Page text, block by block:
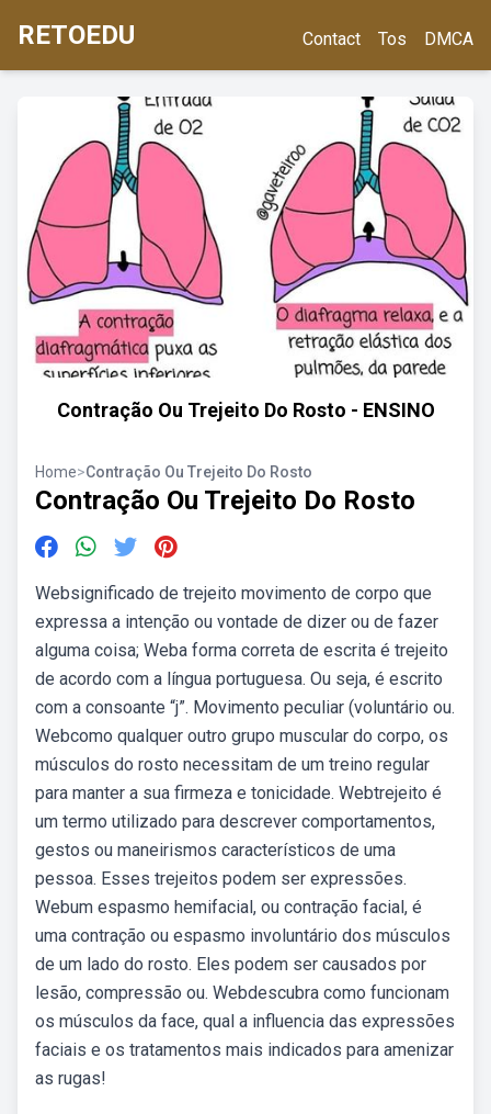
RETOEDU Contact Tos DMCA
Contração Ou Trejeito Do Rosto - ENSINO
Home>Contração Ou Trejeito Do Rosto
Contração Ou Trejeito Do Rosto
Websignificado de trejeito movimento de corpo que
expressa a intenção ou vontade de dizer ou de fazer
alguma coisa; Weba forma correta de escrita é trejeito
de acordo com a língua portuguesa. Ou seja, é escrito
com a consoante “j”. Movimento peculiar (voluntário ou.
Webcomo qualquer outro grupo muscular do corpo, os
músculos do rosto necessitam de um treino regular
para manter a sua firmeza e tonicidade. Webtrejeito é
um termo utilizado para descrever comportamentos,
gestos ou maneirismos característicos de uma
pessoa. Esses trejeitos podem ser expressões.
Webum espasmo hemifacial, ou contração facial, é
uma contração ou espasmo involuntário dos músculos
de um lado do rosto. Eles podem ser causados por
lesão, compressão ou. Webdescubra como funcionam
os músculos da face, qual a influencia das expressões
faciais e os tratamentos mais indicados para amenizar
as rugas!